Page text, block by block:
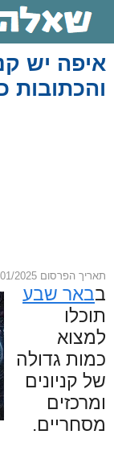
איפה יש
והכתובות
תאריך הפרסום 22/01/2025
בבאר שבע
תוכלו
למצוא
כמות גדולה
של קניונים
ומרכזים
מסחריים.